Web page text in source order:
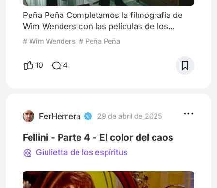
Peña Peña Completamos la filmografía de
Wim Wenders con las películas de los
últimos años. En el artículo previo hice un
lejos, tan cerca!, refiriéndome a cómo
sirven para reflejar cómo era el mundo
abundancia (2004) como tes
# Wim Wenders # Peña Peña
10 4
FerHerrera 29 de abril de 2025
Fellini - Parte 4 - El color del caos
Giulietta de los espíritus